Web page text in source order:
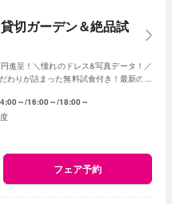
切ガーデン＆絶品試
進呈！＼憧れのドレス&写真データ！／
わりが詰まった無料試食付き！最新のマ
～ 16:00～ 18:00～
フェア予約